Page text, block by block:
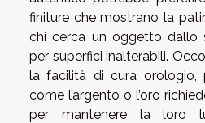
finiture che mostrano la
chi cerca un oggetto dallo
per superfici inalterabili.
la facilità di cura orologio,
come l’argento o l’oro
per mantenere la loro